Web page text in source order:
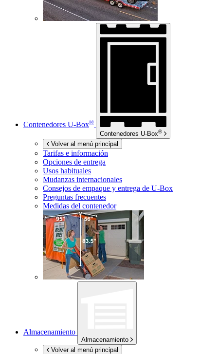
Contenedores U-Box®
Contenedores U-Box®
Volver al menú principal
Tarifas e información
Opciones de entrega
Usos habituales
Mudanzas internacionales
Consejos de empaque y entrega de U-Box
Preguntas frecuentes
Medidas del contenedor
Almacenamiento
Almacenamiento
Volver al menú principal